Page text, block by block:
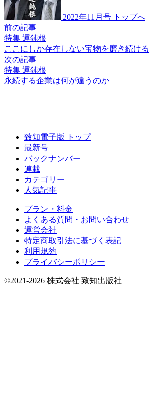
2022年11月号 トップへ
前の記事
特集 運鈍根
ここにしか存在しない宝物を磨き続ける
次の記事
特集 運鈍根
永続する企業は何が違うのか
致知電子版 トップ
最新号
バックナンバー
連載
カテゴリー
人気記事
プラン・料金
よくある質問・お問い合わせ
運営会社
特定商取引法に基づく表記
利用規約
プライバシーポリシー
©2021-2026 株式会社 致知出版社